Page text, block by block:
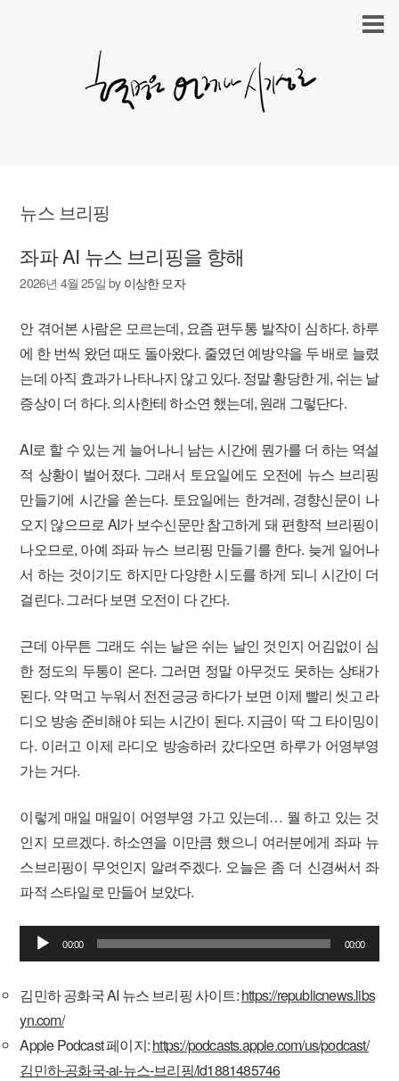
뉴스 브리핑
좌파 AI 뉴스 브리핑을 향해
2026년 4월 25일 by 이상한 모자
안 겪어본 사람은 모르는데, 요즘 편두통 발작이 심하다. 하루
에 한 번씩 왔던 때도 돌아왔다. 줄였던 예방약을 두 배로 늘렸
는데 아직 효과가 나타나지 않고 있다. 정말 황당한 게, 쉬는 날
증상이 더 하다. 의사한테 하소연 했는데, 원래 그렇단다.
AI로 할 수 있는 게 늘어나니 남는 시간에 뭔가를 더 하는 역설
적 상황이 벌어졌다. 그래서 토요일에도 오전에 뉴스 브리핑
만들기에 시간을 쏟는다. 토요일에는 한겨레, 경향신문이 나
오지 않으므로 AI가 보수신문만 참고하게 돼 편향적 브리핑이
나오므로, 아예 좌파 뉴스 브리핑 만들기를 한다. 늦게 일어나
서 하는 것이기도 하지만 다양한 시도를 하게 되니 시간이 더
걸린다. 그러다 보면 오전이 다 간다.
근데 아무튼 그래도 쉬는 날은 쉬는 날인 것인지 어김없이 심
한 정도의 두통이 온다. 그러면 정말 아무것도 못하는 상태가
된다. 약 먹고 누워서 전전긍긍 하다가 보면 이제 빨리 씻고 라
디오 방송 준비해야 되는 시간이 된다. 지금이 딱 그 타이밍이
다. 이러고 이제 라디오 방송하러 갔다오면 하루가 어영부영
가는 거다.
이렇게 매일 매일이 어영부영 가고 있는데… 뭘 하고 있는 것
인지 모르겠다. 하소연을 이만큼 했으니 여러분에게 좌파 뉴
스브리핑이 무엇인지 알려주겠다. 오늘은 좀 더 신경써서 좌
파적 스타일로 만들어 보았다.
디
오
레
이
00:00 00:00
김민하 공화국 AI 뉴스 브리핑 사이트:https://republicnews.libs
yn.com/
Apple Podcast 페이지:https://podcasts.apple.com/us/podcast/
김민하-공화국-ai-뉴스-브리핑/id1881485746